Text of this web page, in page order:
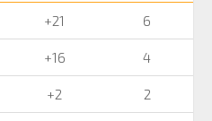
+21 6
+16 4
+2 2